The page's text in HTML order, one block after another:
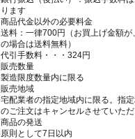
ります
商品代金以外の必要料金
送料：一律700円（お買上げ金額
の場合は送料無料）
代引手数料・・・324円
販売数量
製造限度数量内に限る
販売地域
宅配業者の指定地域内に限る。指
のご注文はキャンセルさせていただ
商品の発送
原則として7日以内